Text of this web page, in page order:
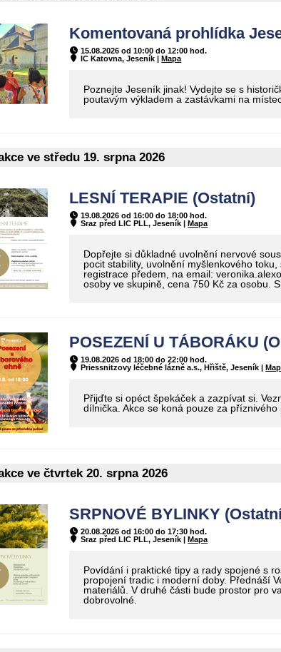
Komentovaná prohlídka
15.08.2026 od 10:00 do 12:00 hod.
IC Katovna, Jeseník |Mapa
Poznejte Jeseník jinak! Vydejte se s
poutavým výkladem a zastávkami na
ve středu 19. srpna 2026
LESNÍ TERAPIE (Ostatní)
19.08.2026 od 16:00 do 18:00 hod.
Sraz před LIC PLL, Jeseník |Mapa
Dopřejte si důkladné uvolnění nervové
pocit stability, uvolnění myšlenkového
registrace předem, na email:
osoby ve skupině, cena 750 Kč za osobu.
POSEZENÍ U TÁBORÁKU
19.08.2026 od 18:00 do 22:00 hod.
Priessnitzovy léčebné lázně a.s., Hřiště, Jeseník |
Přijďte si opéct špekáček a zazpívat si.
dílnička. Akce se koná pouze za příznivého
ve čtvrtek 20. srpna 2026
SRPNOVÉ BYLINKY
20.08.2026 od 16:00 do 17:30 hod.
Sraz před LIC PLL, Jeseník |Mapa
Povídání i praktické tipy a rady spojené s
propojení tradic i moderní doby. Přednáší
materiálů. V druhé části bude prostor pro
dobrovolné.